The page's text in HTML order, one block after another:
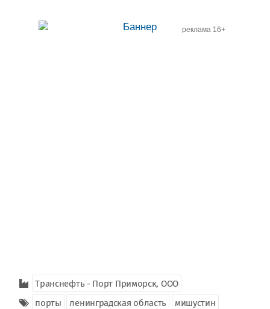
реклама 16+
Транснефть - Порт Приморск, ООО
порты
ленинградская область мишустин